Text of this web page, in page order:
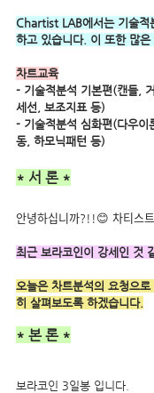
Chartist LAB에서는 기술적
하고 있습니다. 이 또한 많은
차트교육
- 기술적분석 기본편(캔들,
세선, 보조지표 등)
- 기술적분석 심화편(다우이
동, 하모닉패턴 등)
* 서 론 *
안녕하십니까?!!😊
최근 보라코인이 강세인 것
오늘은 차트분석의 요청으
히 살펴보도록 하겠습니다.
* 본 론 *
보라코인 3일봉 입니다.